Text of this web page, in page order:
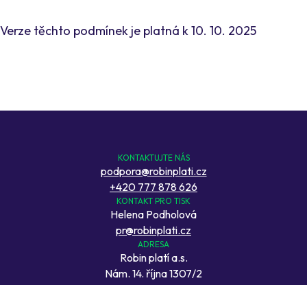
Verze těchto podmínek je platná k 10. 10. 2025
KONTAKTUJTE NÁS
podpora@robinplati.cz
+420 777 878 626
KONTAKT PRO TISK
Helena Podholová
pr@robinplati.cz
ADRESA
Robin platí a.s.
Nám. 14. října 1307/2